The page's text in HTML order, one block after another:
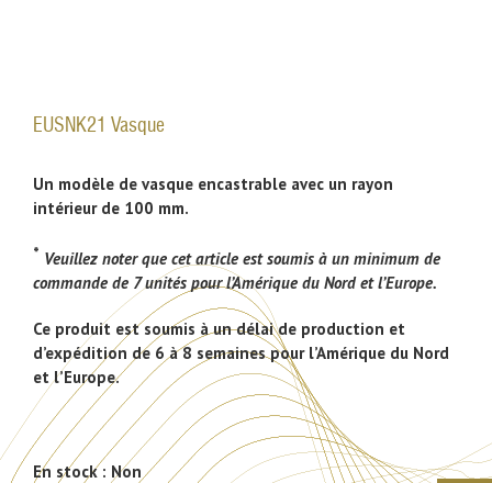
EUSNK21 Vasque
Un modèle de vasque encastrable avec un rayon
intérieur de 100 mm.
* Veuillez noter que cet article est soumis à un minimum de
commande de 7 unités pour l’Amérique du Nord et l’Europe.
Ce produit est soumis à un délai de production et
d’expédition de 6 à 8 semaines pour l’Amérique du Nord
et l’Europe.
En stock : Non